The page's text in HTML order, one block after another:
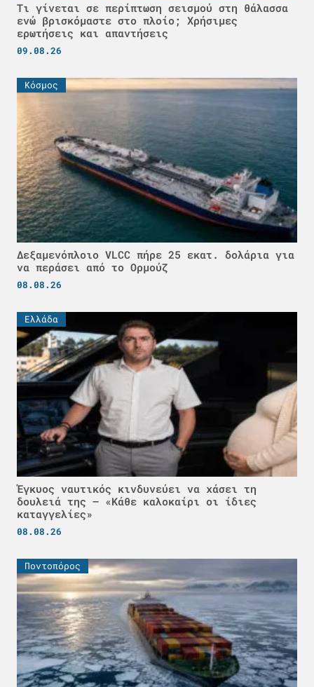
Τι γίνεται σε περίπτωση σεισμού στη θάλασσα
ενώ βρισκόμαστε στο πλοίο; Χρήσιμες
ερωτήσεις και απαντήσεις
09.08.26
Κόσμος
Δεξαμενόπλοιο VLCC πήρε 25 εκατ. δολάρια για
να περάσει από το Ορμούζ
08.08.26
Ελλάδα
Έγκυος ναυτικός κινδυνεύει να χάσει τη
δουλειά της – «Κάθε καλοκαίρι οι ίδιες
καταγγελίες»
08.08.26
Ποντοπόρος